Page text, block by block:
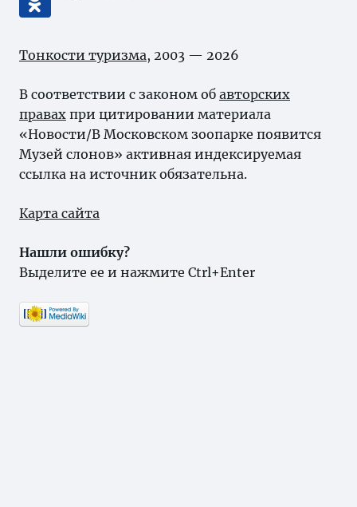
Тонкости туризма, 2003 — 2026
В соответствии с законом об авторских
правах при цитировании материала
«Новости/В Московском зоопарке появится
Музей слонов» активная индексируемая
ссылка на источник обязательна.
Карта сайта
Нашли ошибку?
Выделите ее и нажмите Ctrl+Enter